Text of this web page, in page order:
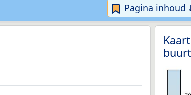
Pagina inhoud